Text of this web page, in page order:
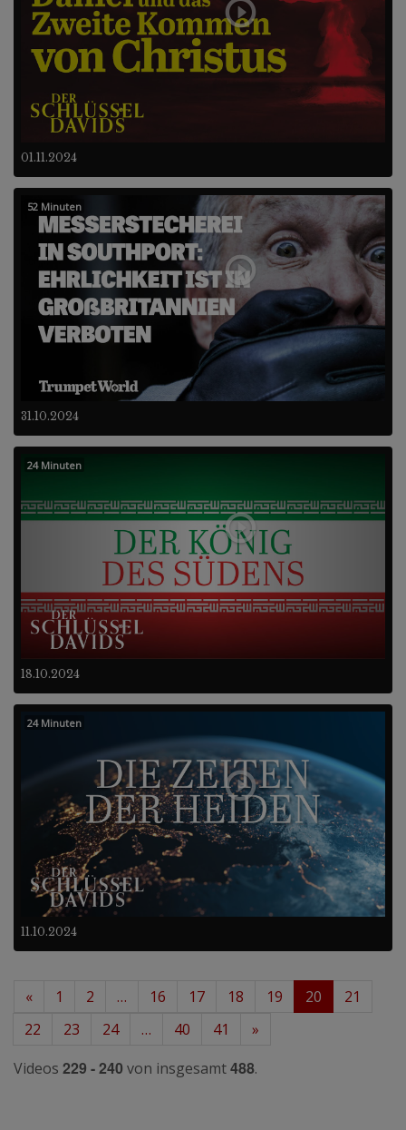
01.11.2024
31.10.2024
52 Minuten
18.10.2024
24 Minuten
11.10.2024
24 Minuten
« 1 2 … 16 17 18 19 20
21
22
23 24 … 40 41
»
Videos 229 - 240 von insgesamt488.